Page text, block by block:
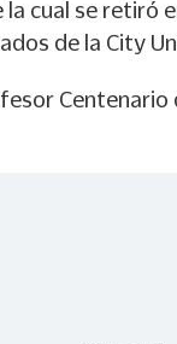
cual se retiró
de la City
Centenario